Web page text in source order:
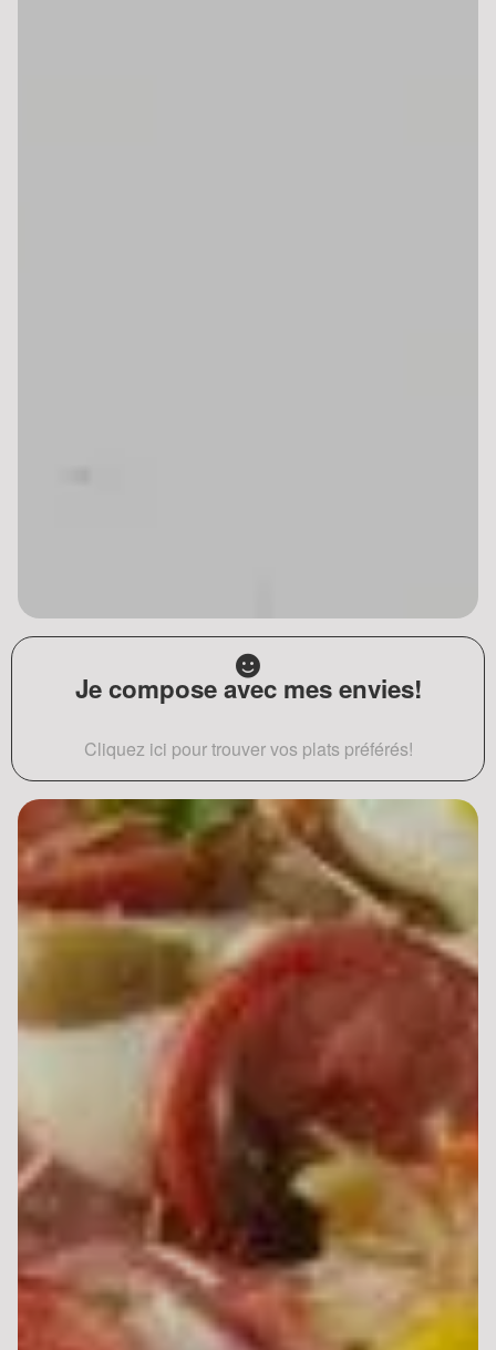
Je compose avec mes envies!
Cliquez ici pour trouver vos plats préférés!